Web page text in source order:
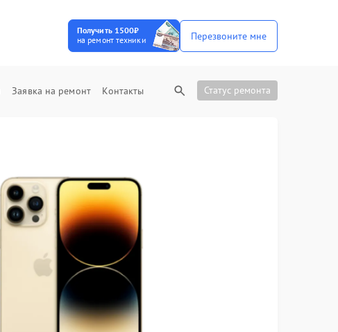
Получить 1500₽
на ремонт техники
Перезвоните мне
Заявка на ремонт Контакты Статус ремонта